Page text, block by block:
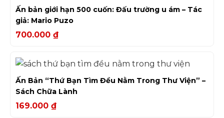
Ấn bản giới hạn 500 cuốn: Đấu trường u ám – Tác
giả: Mario Puzo
700.000 ₫
Ấn Bản “Thứ Bạn Tìm Đều Nằm Trong Thư Viện” –
Sách Chữa Lành
169.000 ₫